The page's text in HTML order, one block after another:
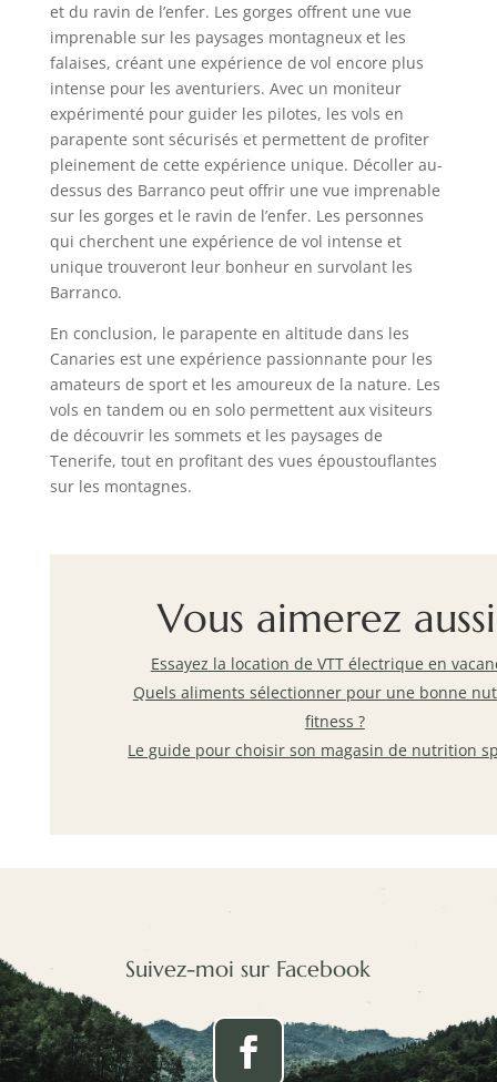
et du ravin de l’enfer. Les gorges offrent une vue
imprenable sur les paysages montagneux et les
falaises, créant une expérience de vol encore plus
intense pour les aventuriers. Avec un moniteur
expérimenté pour guider les pilotes, les vols en
parapente sont sécurisés et permettent de profiter
pleinement de cette expérience unique. Décoller au-
dessus des Barranco peut offrir une vue imprenable
sur les gorges et le ravin de l’enfer. Les personnes
qui cherchent une expérience de vol intense et
unique trouveront leur bonheur en survolant les
Barranco.
En conclusion, le parapente en altitude dans les
Canaries est une expérience passionnante pour les
amateurs de sport et les amoureux de la nature. Les
vols en tandem ou en solo permettent aux visiteurs
de découvrir les sommets et les paysages de
Tenerife, tout en profitant des vues époustouflantes
sur les montagnes.
Vous aimerez aussi
Essayez la location de VTT électrique en
Quels aliments sélectionner pour une bonne
fitness ?
Le guide pour choisir son magasin de nutrition
Suivez-moi sur Facebook